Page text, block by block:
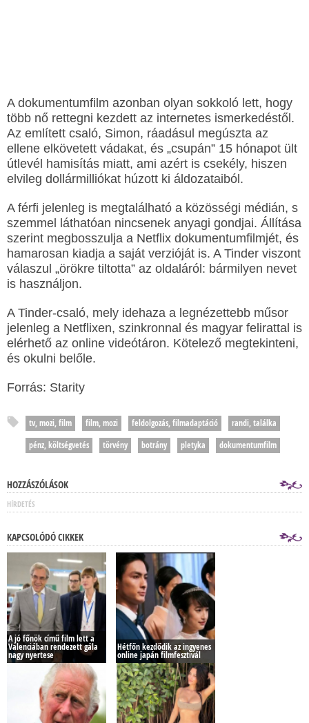
A dokumentumfilm azonban olyan sokkoló lett, hogy
több nő rettegni kezdett az internetes ismerkedéstől.
Az említett csaló, Simon, ráadásul megúszta az
ellene elkövetett vádakat, és „csupán” 15 hónapot ült
útlevél hamisítás miatt, ami azért is csekély, hiszen
elvileg dollármilliókat húzott ki áldozataiból.
A férfi jelenleg is megtalálható a közösségi médián, s
szemmel láthatóan nincsenek anyagi gondjai. Állítása
szerint megbosszulja a Netflix dokumentumfilmjét, és
hamarosan kiadja a saját verzióját is. A Tinder viszont
válaszul „örökre tiltotta” az oldaláról: bármilyen nevet
is használjon.
A Tinder-csaló, mely idehaza a legnézettebb műsor
jelenleg a Netflixen, szinkronnal és magyar felirattal is
elérhető az online videótáron. Kötelező megtekinteni,
és okulni belőle.
Forrás: Starity
tv, mozi, film film, mozi feldolgozás, filmadaptáció
randi, találka
pénz, költségvetés
törvény botrány pletyka dokumentumfilm
HOZZÁSZÓLÁSOK
HÍRDETÉS
KAPCSOLÓDÓ CIKKEK
A jó főnök című film lett a
Valenciában rendezett gála
nagy nyertese
Hétfőn kezdődik az ingyenes
online japán filmfesztivál